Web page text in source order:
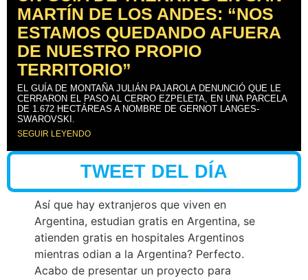
MARTÍN DE LOS ANDES: “NOS
ESTAMOS QUEDANDO AFUERA
DE NUESTRO PROPIO
TERRITORIO”
EL GUÍA DE MONTAÑA JULIÁN PAJAROLA DENUNCIÓ QUE LE
CERRARON EL PASO AL CERRO EZPELETA, EN UNA PARCELA
DE 1.672 HECTÁREAS A NOMBRE DE GERNOT LANGES-
SWAROVSKI.
SEGUIR LEYENDO
TWEET DEL DÍA
Así que hay extranjeros que viven en
Argentina, estudian gratis en Argentina, se
atienden gratis en hospitales Argentinos
mientras odian a la Argentina? Perfecto.
Acabo de presentar un proyecto para